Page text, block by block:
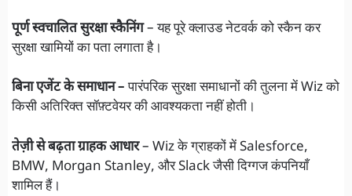
पूर्ण स्वचालित सुरक्षा स्कैनिंग– यह पूरे क्लाउड नेटवर्क को स्कैन कर
सुरक्षा खामियों का पता लगाता है।
बिना एजेंट के समाधान –पारंपरिक सुरक्षा समाधानों की तुलना में Wiz को
किसी अतिरिक्त सॉफ़्टवेयर की आवश्यकता नहीं होती।
तेज़ी से बढ़ता ग्राहक आधार– Wiz के ग्राहकों में Salesforce,
BMW, Morgan Stanley, और Slack जैसी दिग्गज कंपनियाँ
शामिल हैं।